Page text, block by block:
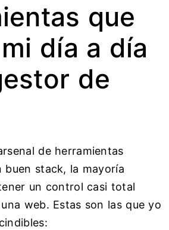
que
día a día
de
de herramientas
buen stack, la mayoría
un control casi total
web. Estas son las que yo